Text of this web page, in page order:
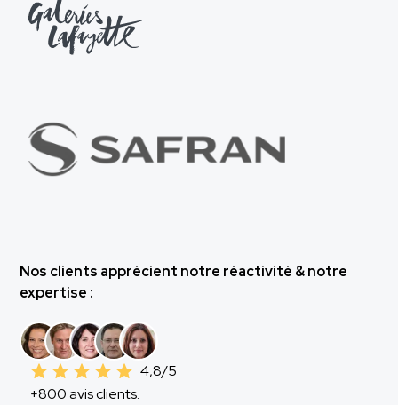
Nos clients apprécient notre réactivité & notre
expertise :
4,8/5
+800 avis clients.